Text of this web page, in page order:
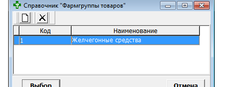
Реестр документов
Реестр документов
розничного склада
поставщика
операции»
Модуль «Торговые
технологии»
Работа с остатками
Работа со сроками
годности
Работа с фасовкой